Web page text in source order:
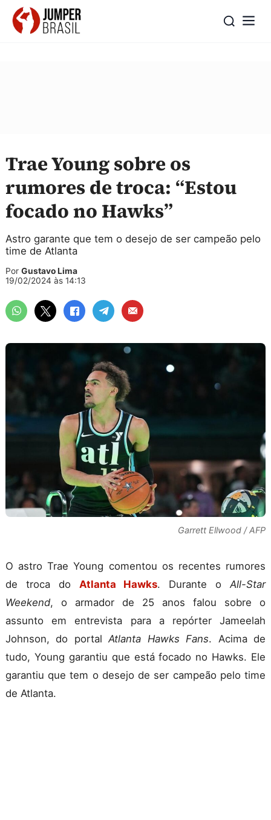
Trae Young sobre os
rumores de troca: “Estou
focado no Hawks”
Astro garante que tem o desejo de ser campeão pelo
time de Atlanta
Por Gustavo Lima
19/02/2024 às 14:13
Garrett Ellwood / AFP
O astro Trae Young comentou os recentes rumores
de troca do Atlanta Hawks. Durante oAll-Star
Weekend, o armador de 25 anos falou sobre o
assunto em entrevista para a repórter Jameelah
Johnson, do portalAtlanta Hawks Fans. Acima de
tudo, Young garantiu que está focado no Hawks. Ele
garantiu que tem o desejo de ser campeão pelo time
de Atlanta.